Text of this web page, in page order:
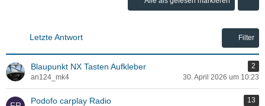
Letzte Antwort Filter
Blaupunkt NX Tasten Aufkleber
2
an124_mk4
30. April 2026 um 10:23
Podofo carplay Radio
13